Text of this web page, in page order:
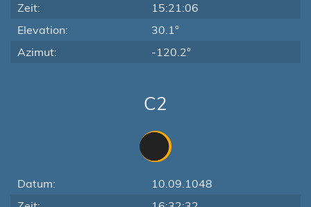
Zeit:
15:21:06
Elevation:
30.1°
Azimut:
-120.2°
C2
Datum:
10.09.1048